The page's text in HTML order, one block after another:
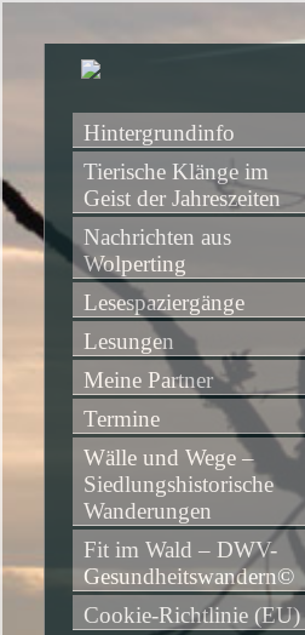
Hintergrundinfo
Tierische Klänge im
Geist der Jahreszeiten
Nachrichten aus
Wolperting
Lesespaziergänge
Lesungen
Meine Partner
Termine
Wälle und Wege –
Siedlungshistorische
Wanderungen
Fit im Wald – DWV-
Gesundheitswandern©
Cookie-Richtlinie (EU)